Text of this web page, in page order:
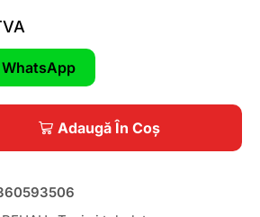
Adaugă În Coș